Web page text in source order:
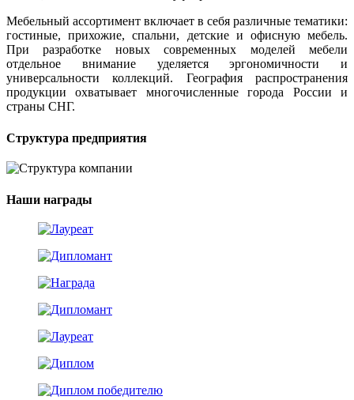
Мебельный ассортимент включает в себя различные тематики:
гостиные, прихожие, спальни, детские и офисную мебель.
При разработке новых современных моделей мебели
отдельное внимание уделяется эргономичности и
универсальности коллекций. География распространения
продукции охватывает многочисленные города России и
страны СНГ.
Структура предприятия
Наши награды